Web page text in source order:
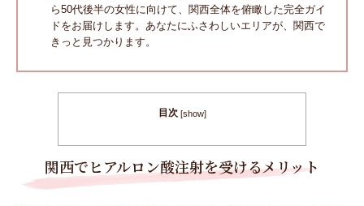
ら50代後半の女性に向けて、関西全体を俯瞰した完全ガイ
ドをお届けします。あなたにふさわしいエリアが、関西で
きっと見つかります。
目次 [show]
関西でヒアルロン酸注射を受けるメリット